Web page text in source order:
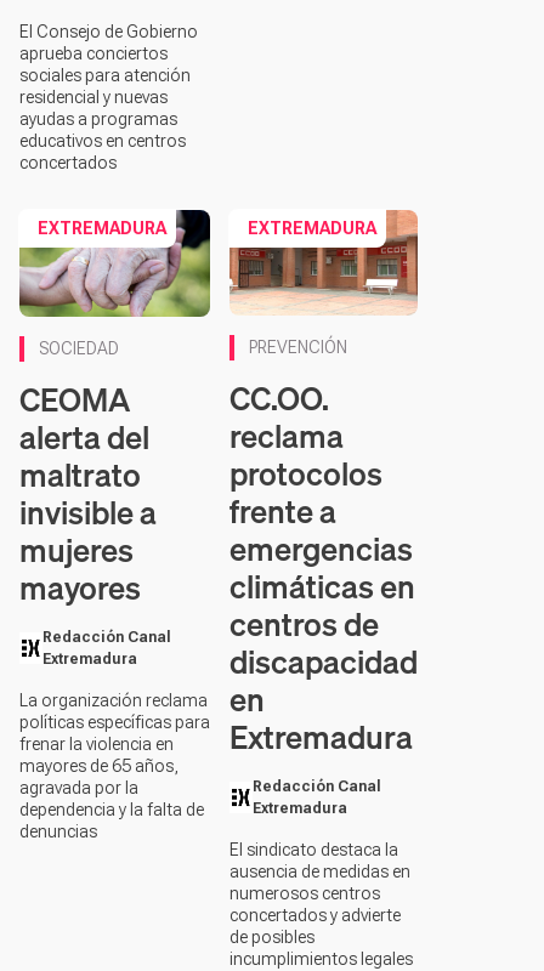
El Consejo de Gobierno
aprueba conciertos
sociales para atención
residencial y nuevas
ayudas a programas
educativos en centros
concertados
EXTREMADURA
SOCIEDAD
CEOMA
alerta del
maltrato
invisible a
mujeres
mayores
Redacción Canal
Extremadura
La organización reclama
políticas específicas para
frenar la violencia en
mayores de 65 años,
agravada por la
dependencia y la falta de
denuncias
EXTREMADURA
PREVENCIÓN
CC.OO.
reclama
protocolos
frente a
emergencias
climáticas en
centros de
discapacidad
en
Extremadura
Redacción Canal
Extremadura
El sindicato destaca la
ausencia de medidas en
numerosos centros
concertados y advierte
de posibles
incumplimientos legales